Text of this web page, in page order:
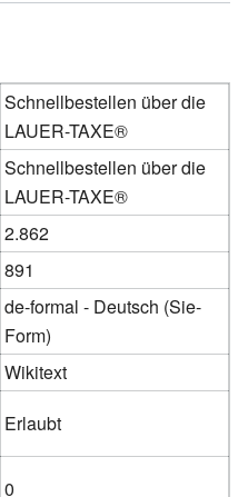
Schnellbestellen über die
LAUER-TAXE®
Schnellbestellen über die
LAUER-TAXE®
2.862
891
de-formal - Deutsch (Sie-
Form)‎
Wikitext
Erlaubt
0